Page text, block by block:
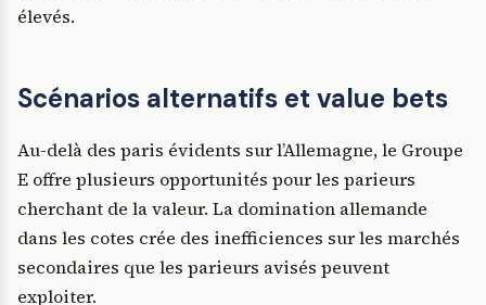
élevés.
Scénarios alternatifs et value bets
Au-delà des paris évidents sur l’Allemagne, le Groupe
E offre plusieurs opportunités pour les parieurs
cherchant de la valeur. La domination allemande
dans les cotes crée des inefficiences sur les marchés
secondaires que les parieurs avisés peuvent
exploiter.